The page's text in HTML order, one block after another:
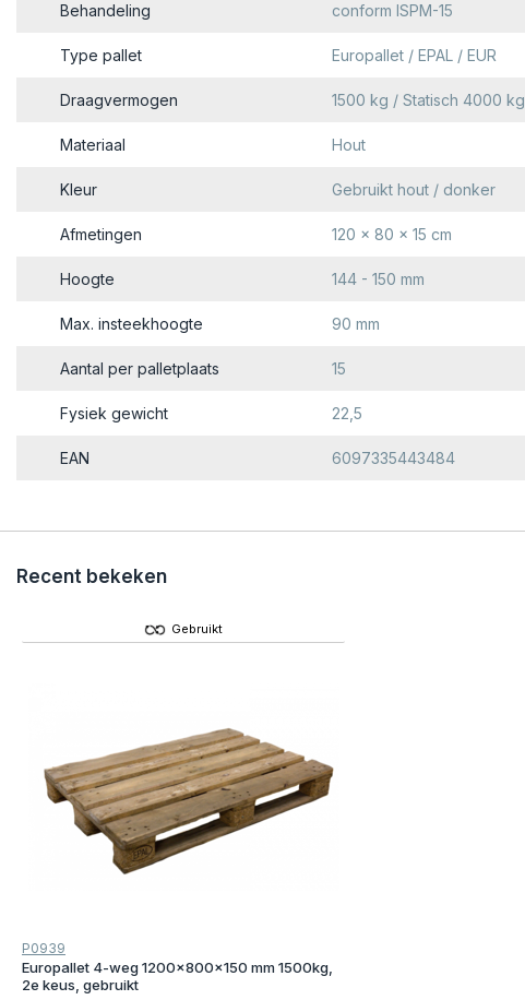
Behandeling conform ISPM-15
Type pallet Europallet / EPAL / EUR
Draagvermogen 1500 kg / Statisch 4000 kg
Materiaal Hout
Kleur Gebruikt hout / donker
Afmetingen 120 x 80 x 15 cm
Hoogte 144 - 150 mm
Max. insteekhoogte 90 mm
Aantal per palletplaats 15
Fysiek gewicht 22,5
EAN 6097335443484
Recent bekeken
Gebruikt
P0939
Europallet 4-weg 1200x800x150 mm 1500kg,
2e keus, gebruikt